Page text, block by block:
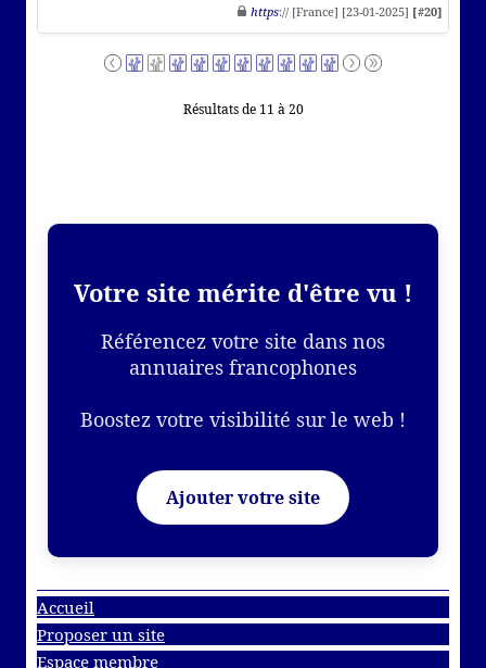
https:// [France] [23-01-2025] [#20]
Résultats de 11 à 20
Votre site mérite d'être vu !
Référencez votre site dans nos
annuaires francophones
Boostez votre visibilité sur le web !
Ajouter votre site
Accueil
Proposer un site
Espace membre